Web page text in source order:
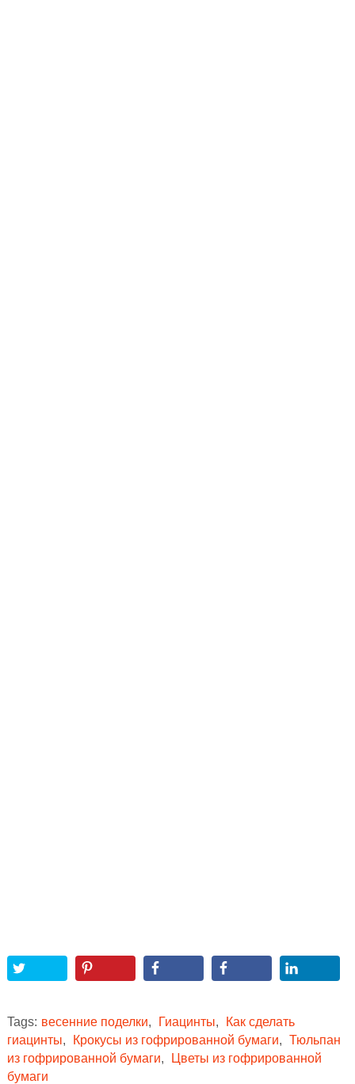
Tags: весенние поделки, Гиацинты,
Как сделать
гиацинты, Крокусы из гофрированной бумаги, Тюльпан
из гофрированной бумаги,
Цветы из гофрированной
бумаги